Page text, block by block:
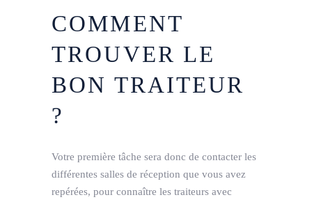
COMMENT
TROUVER LE
BON TRAITEUR
?
Votre première tâche sera donc de contacter les
différentes salles de réception que vous avez
repérées, pour connaître les traiteurs avec